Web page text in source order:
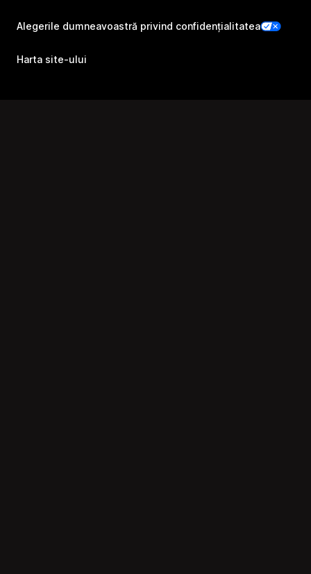
Alegerile dumneavoastră privind confidențialitatea
Harta site-ului